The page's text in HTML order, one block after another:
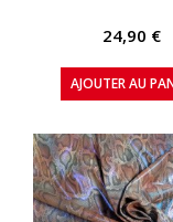
24,90 €
AJOUTER AU